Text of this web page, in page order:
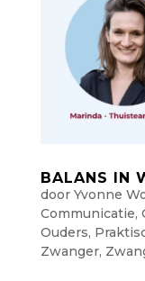
BALANS IN
door Yvonne
Communicatie,
Ouders,
Zwanger,